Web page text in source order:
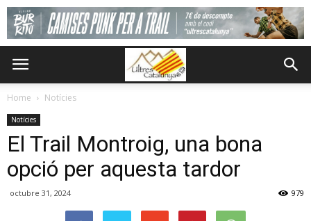
Home Notícies
Notícies
El Trail Montroig, una bona
opció per aquesta tardor
octubre 31, 2024 979